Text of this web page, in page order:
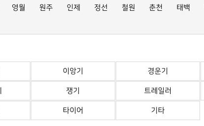
영월 원주 인제 정선 철원 춘천 태백
이앙기 경운기
쟁기 트레일러
타이어 기타